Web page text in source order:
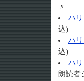
〃
ハ
込
ハ
込
ハ
朗読者